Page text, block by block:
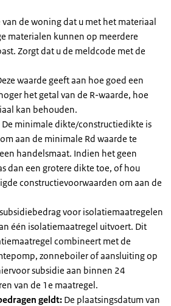
de woning dat u met het materiaal
materialen kunnen op meerdere
Zorgt dat u de meldcode met de
waarde geeft aan hoe goed een
het getal van de R-waarde, hoe
kan behouden.
De minimale dikte/constructiedikte is
aan de minimale Rd waarde te
handelsmaat. Indien het geen
dan een grotere dikte toe, of hou
constructievoorwaarden om aan de
voor isolatiemaatregelen
één isolatiemaatregel uitvoert. Dit
combineert met de
zonneboiler of aansluiting op
subsidie aan binnen 24
van de 1e maatregel.
geldt: De plaatsingsdatum van